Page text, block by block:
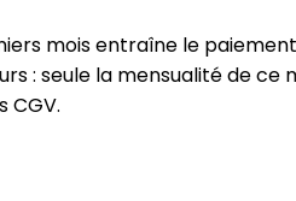
mois entraîne le
: seule la mensualité de ce
CGV.